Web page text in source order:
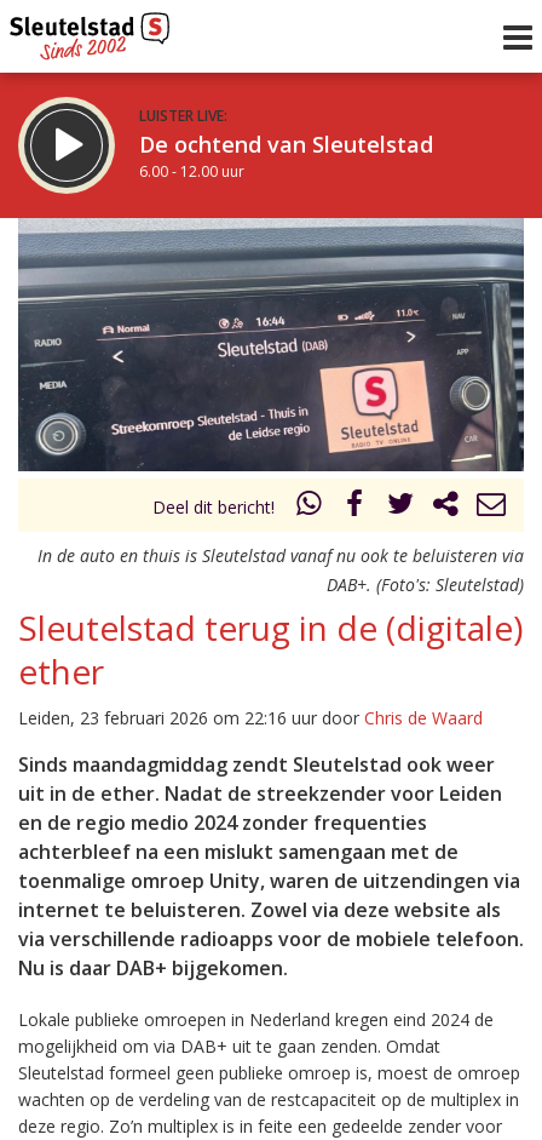
LUISTER LIVE:
De ochtend van Sleutelstad
6.00 - 12.00 uur
STRAKS:
De middag van Sleutelstad
12.00 - 19.00 uur
Vorig uur
uur 1 van 0 Volgend uur
Deel dit bericht!
In de auto en thuis is Sleutelstad vanaf nu ook te beluisteren via
DAB+. (Foto's: Sleutelstad)
Sleutelstad terug in de (digitale)
ether
Leiden, 23 februari 2026 om 22:16 uur door Chris de Waard
Sinds maandagmiddag zendt Sleutelstad ook weer
uit in de ether. Nadat de streekzender voor Leiden
en de regio medio 2024 zonder frequenties
achterbleef na een mislukt samengaan met de
toenmalige omroep Unity, waren de uitzendingen via
internet te beluisteren. Zowel via deze website als
via verschillende radioapps voor de mobiele telefoon.
Nu is daar DAB+ bijgekomen.
Lokale publieke omroepen in Nederland kregen eind 2024 de
mogelijkheid om via DAB+ uit te gaan zenden. Omdat
Sleutelstad formeel geen publieke omroep is, moest de omroep
wachten op de verdeling van de restcapaciteit op de multiplex in
deze regio. Zo’n multiplex is in feite een gedeelde zender voor